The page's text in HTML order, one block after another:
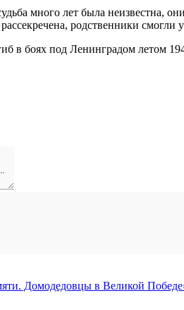
много лет была неизвестна,
родственники
в боях под Ленинградом летом
Домодедовцы в Великой